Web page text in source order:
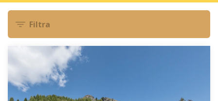
Filtra